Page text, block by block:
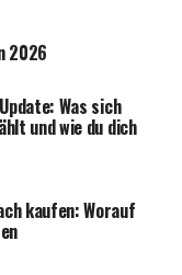
2026
Was sich
und wie du dich
kaufen: Worauf